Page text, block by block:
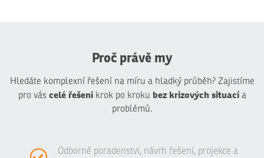
Proč právě my
Hledáte komplexní řešení na míru a hladký průběh? Zajistíme
pro vás celé řešeníkrok po kroku bez krizových situacía
problémů.
Odborné poradenství, návrh řešení, projekce a